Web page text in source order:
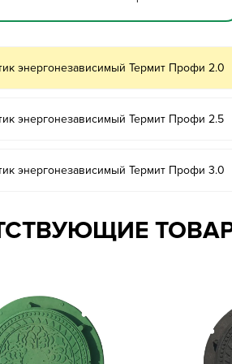
энергонезависимый Термит Профи 2.0
энергонезависимый Термит Профи 2.5
энергонезависимый Термит Профи 3.0